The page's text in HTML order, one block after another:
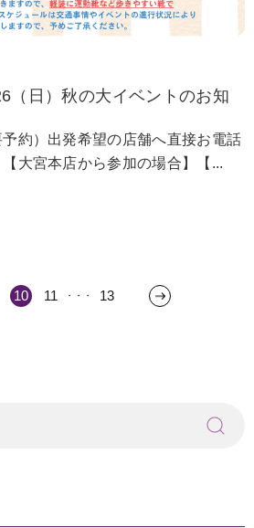
（日）秋の大イベントのお知
約）出発希望の店舗へ直接お電話
大宮本店から参加の場合】【...
10 11 ・・・ 13